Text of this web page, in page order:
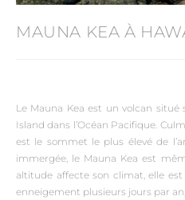
MAUNA KEA À
Le Mauna Kea est un volcan situé
Island dans l’Océan Pacifique.
est le sommet le plus élevé de
immergée, le Mauna Kea est
altitude affecte son climat, elle
enneigement plusieurs jours par